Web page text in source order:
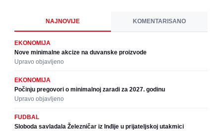
NAJNOVIJE KOMENTARISANO
EKONOMIJA
Nove minimalne akcize na duvanske proizvode
Upravo objavljeno
EKONOMIJA
Počinju pregovori o minimalnoj zaradi za 2027. godinu
Upravo objavljeno
FUDBAL
Sloboda savladala Železničar iz Inđije u prijateljskoj utakmici